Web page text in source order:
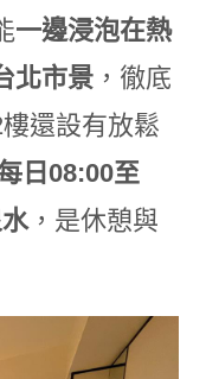
一邊浸泡在熱
北市景，徹底
還設有放鬆
日08:00至
，是休憩與